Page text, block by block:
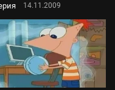
14.11.2009